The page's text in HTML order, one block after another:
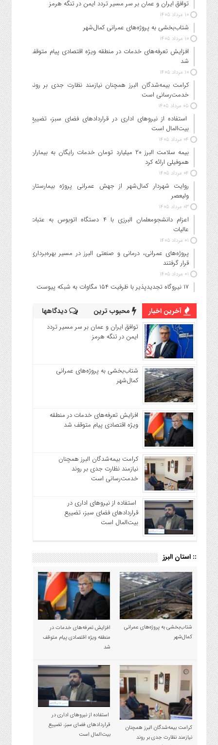
توافق ایران و عمان بر سر مسیر تردد ایمن در تنگه هرمز
۱۰ مرداد ۱۴۰۵
شتاب‌بخشی به پروژه‌های عمرانی کمال‌شهر
۱۰ مرداد ۱۴۰۵
افزایش تعرفه‌های خدمات در منطقه ویژه اقتصادی پیام متوقف
شد
۱۰ مرداد ۱۴۰۵
کرامت بیمه‌شدگان البرز همچنان نیازمند نظارت جدی بر روند
خدمت‌رسانی است
۰۵ مرداد ۱۴۰۵
استفاده از نیروهای اداری در قراردادهای فضای سبز، تضییع
بیت‌المال است
۰۴ مرداد ۱۴۰۵
بیمه سلامت البرز ۲۰ میلیارد تومان خدمات رایگان به بیماران
هموفیلی ارائه کرد
۰۴ مرداد ۱۴۰۵
روایت شهردار کمال‌شهر از جهش عمرانی پروژه بیمارستان
ولیعصر
۰۳ مرداد ۱۴۰۵
اعزام دانشجو‌معلمان البرزی با ۴ دستگاه اتوبوس به عتبات
عالیات
۰۱ مرداد ۱۴۰۵
پروژه‌های عمرانی، درمانی و صنعتی البرز در مسیر بهره‌برداری
قرار گرفتند
۰۱ مرداد ۱۴۰۵
۱۷ نیروگاه تجدیدپذیر با ظرفیت ۱۵۴ مگاوات به شبکه پیوست
آخرین اخبار محبوب ترین دیدگاهها
توافق ایران و عمان بر سر مسیر تردد
ایمن در تنگه هرمز
شتاب‌بخشی به پروژه‌های عمرانی
کمال‌شهر
افزایش تعرفه‌های خدمات در منطقه
ویژه اقتصادی پیام متوقف شد
کرامت بیمه‌شدگان البرز همچنان
نیازمند نظارت جدی بر روند
خدمت‌رسانی است
استفاده از نیروهای اداری در
قراردادهای فضای سبز، تضییع
بیت‌المال است
:: استان البرز
شتاب‌بخشی به پروژه‌های عمرانی
کمال‌شهر
افزایش تعرفه‌های خدمات در
منطقه ویژه اقتصادی پیام متوقف
شد
کرامت بیمه‌شدگان البرز همچنان
نیازمند نظارت جدی بر روند
استفاده از نیروهای اداری در
قراردادهای فضای سبز، تضییع
بیت‌المال است